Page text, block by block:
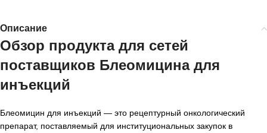
Описание
Обзор продукта для сетей
поставщиков Блеомицина для
инъекций
Блеомицин для инъекций — это рецептурный онкологический
препарат, поставляемый для институциональных закупок в